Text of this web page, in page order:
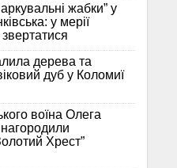
жабки” у
у мерії
дерева та
дуб у Коломиї
воїна Олега
Хрест”